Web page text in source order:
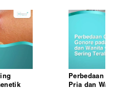
Perbedaan
Pria dan